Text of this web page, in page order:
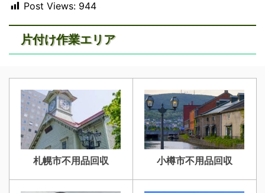
Post Views: 944
片付け作業エリア
札幌市不用品回収 小樽市不用品回収